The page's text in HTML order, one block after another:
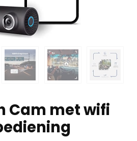
Cam met wifi